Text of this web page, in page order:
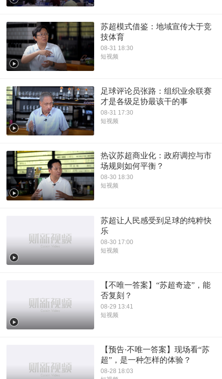
苏超模式借鉴：地域宣传大于竞
技体育
08-31 18:30
短视频
足球评论员张路：组织业余联赛
才是各级足协最该干的事
08-31 17:30
短视频
热议苏超商业化：政府调控与市
场规则如何平衡？
08-30 18:30
短视频
苏超让人民感受到足球的纯粹快
乐
08-30 17:00
短视频
【不唯一答案】“苏超奇迹”，能
否复刻？
08-29 13:41
短视频
【预告·不唯一答案】现场看“苏
超”，是一种怎样的体验？
08-28 18:03